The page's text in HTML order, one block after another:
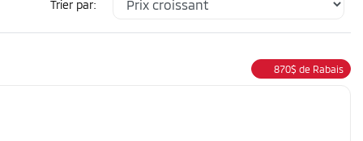
Trier par:
870$ de Rabais